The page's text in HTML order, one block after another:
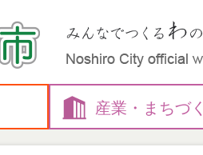
産業・ まちづ